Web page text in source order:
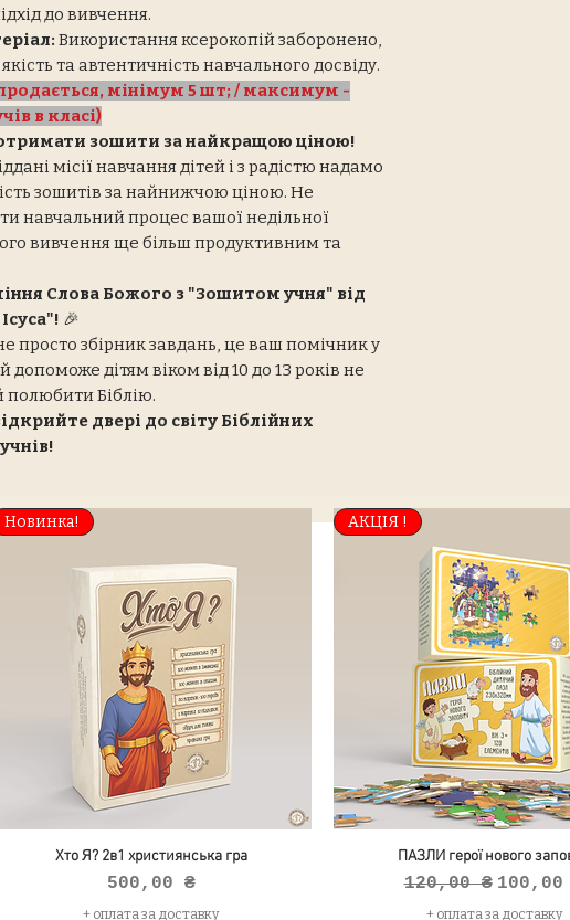
до вивчення.
Використання ксерокопій заборонено,
та автентичність навчального досвіду.
мінімум 5 шт; / максимум -
в класі)
зошити за найкращою ціною!
місії навчання дітей і з радістю надамо
зошитів за найнижчою ціною. Не
навчальний процес вашої недільної
вивчення ще більш продуктивним та
Слова Божого з "Зошитом учня" від
🎉
просто збірник завдань, це ваш помічник у
допоможе дітям віком від 10 до 13 років не
полюбити Біблію.
двері до світу Біблійних
Новинка!
Хто Я? 2в1 християнська гра
Ціна
500,00 ₴
+ оплата за доставку
АКЦІЯ !
ПАЗЛИ герої нового
Звичайна ціна
120,00 ₴ За
100,00
+ оплата за доставку